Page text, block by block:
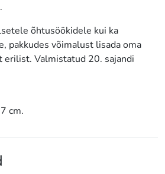
õhtusöökidele kui ka
pakkudes võimalust lisada oma
Valmistatud 20. sajandi
cm.